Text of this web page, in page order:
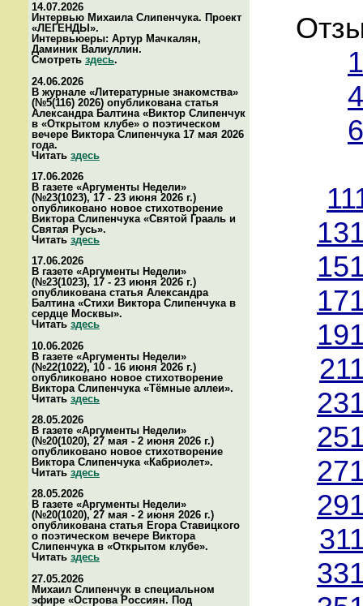
14.07.2026
Интервью Михаила Слипенчука. Проект
«ЛЕГЕНДЫ».
Интервьюеры: Артур Мачкалян,
Даминик Валиуллин.
Смотреть здесь.
24.06.2026
В журнале «Литературные знакомства»
(№5(116) 2026) опубликована статья
Александра Балтина «Виктор Слипенчук
в «Открытом клубе» о поэтическом
вечере Виктора Слипенчука 17 мая 2026
года.
Читать здесь
17.06.2026
В газете «Аргументы Недели»
(№23(1023), 17 - 23 июня 2026 г.)
опубликовано новое стихотворение
Виктора Слипенчука «Святой Грааль и
Святая Русь».
Читать здесь
17.06.2026
В газете «Аргументы Недели»
(№23(1023), 17 - 23 июня 2026 г.)
опубликована статья Александра
Балтина «Стихи Виктора Слипенчука в
сердце Москвы».
Читать здесь
10.06.2026
В газете «Аргументы Недели»
(№22(1022), 10 - 16 июня 2026 г.)
опубликовано новое стихотворение
Виктора Слипенчука «Тёмные аллеи».
Читать здесь
28.05.2026
В газете «Аргументы Недели»
(№20(1020), 27 мая - 2 июня 2026 г.)
опубликовано новое стихотворение
Виктора Слипенчука «Кабриолет».
Читать здесь
28.05.2026
В газете «Аргументы Недели»
(№20(1020), 27 мая - 2 июня 2026 г.)
опубликована статья Егора Ставицкого
о поэтическом вечере Виктора
Слипенчука в «Открытом клубе».
Читать здесь
27.05.2026
Михаил Слипенчук в специальном
эфире «Острова Россиян. Под